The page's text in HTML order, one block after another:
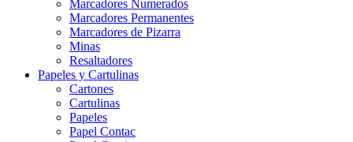
Marcadores Numerados
Marcadores Permanentes
Marcadores de Pizarra
Minas
Resaltadores
Papeles y Cartulinas
Cartones
Cartulinas
Papeles
Papel Contac